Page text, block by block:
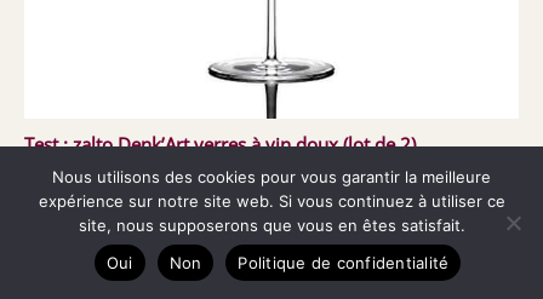
Test : zalto Denk’Art verres à vin doux (lot de 2)
Copyright © 2026 Tire-bouchons
Nous utilisons des cookies pour vous garantir la meilleure
expérience sur notre site web. Si vous continuez à utiliser ce
site, nous supposerons que vous en êtes satisfait.
Oui
Non Politique de confidentialité